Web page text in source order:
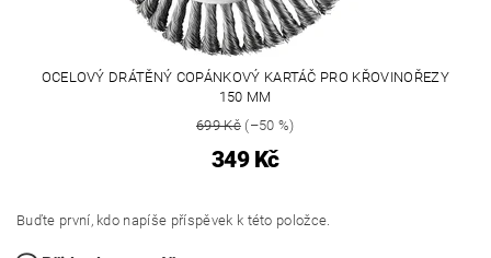
OCELOVÝ DRÁTĚNÝ COPÁNKOVÝ KARTÁČ PRO KŘOVINOŘEZY
150 MM
699 Kč(–50 %)
349 Kč
Buďte první, kdo napíše příspěvek k této položce.